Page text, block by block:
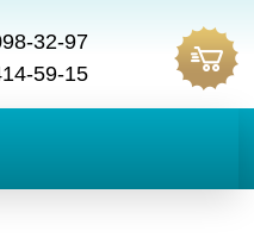
32-97
59-15